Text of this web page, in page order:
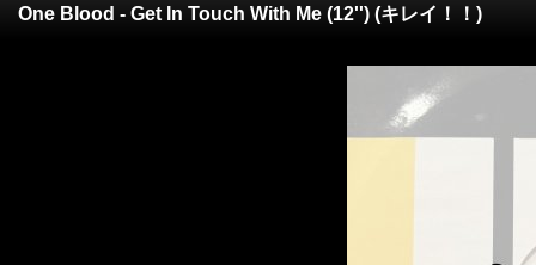
One Blood - Get In Touch With Me (12'') (キレイ！！)